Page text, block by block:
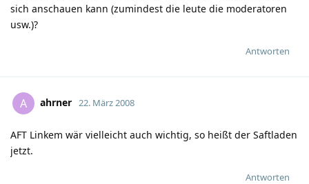
sich anschauen kann (zumindest die leute die moderatoren
usw.)?
Antworten
A ahrner 22. März 2008
AFT Linkem wär vielleicht auch wichtig, so heißt der Saftladen
jetzt.
Antworten